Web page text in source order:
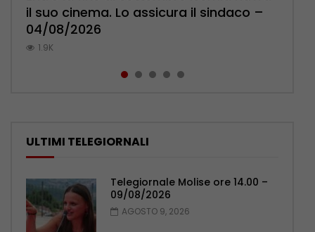
il suo cinema. Lo assicura il sindaco –
04/08/2026
1.9K
cittadini: ‘Abbiamo paura per i ragazzi’
– 07/08/2026
1.2K
l’ambulatorio per curare l’osteoporosi
– 06/08/2026
1.1K
Pensionati: più relazioni e servizi di
prossimità – 04/08/2026
1.1K
pronuncia sul ricongiungimento –
06/08/2026
1K
ULTIMI TELEGIORNALI
Telegiornale Molise ore 14.00 –
09/08/2026
AGOSTO 9, 2026